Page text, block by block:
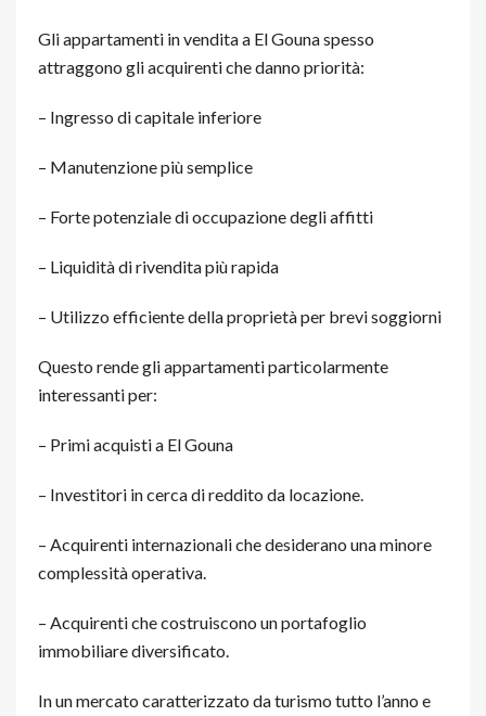
Gli appartamenti in vendita a El Gouna spesso
attraggono gli acquirenti che danno priorità:
– Ingresso di capitale inferiore
– Manutenzione più semplice
– Forte potenziale di occupazione degli affitti
– Liquidità di rivendita più rapida
– Utilizzo efficiente della proprietà per brevi soggiorni
Questo rende gli appartamenti particolarmente
interessanti per:
– Primi acquisti a El Gouna
– Investitori in cerca di reddito da locazione.
– Acquirenti internazionali che desiderano una minore
complessità operativa.
– Acquirenti che costruiscono un portafoglio
immobiliare diversificato.
In un mercato caratterizzato da turismo tutto l’anno e